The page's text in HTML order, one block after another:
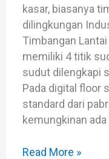
kasar, biasanya
dilingkungan
Timbangan
memiliki 4 titik
sudut dilengkapi
Pada digital floor
standard dari
kemungkinan ada
Read More »